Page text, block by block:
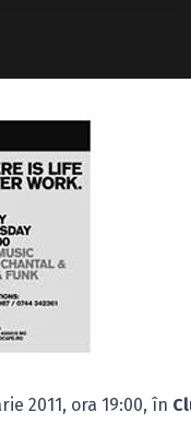
2011, ora 19:00, în